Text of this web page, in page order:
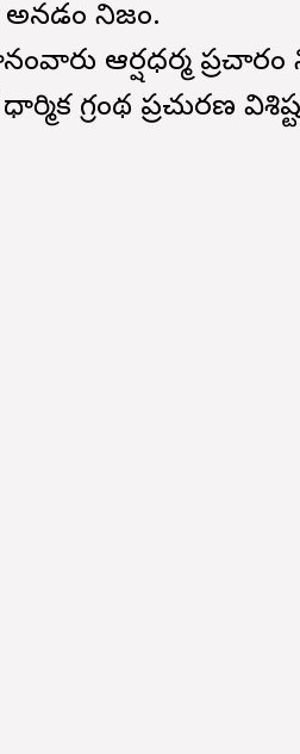
నిజం.
ఆర్షధర్మ ప్రచారం
గ్రంథ ప్రచురణ